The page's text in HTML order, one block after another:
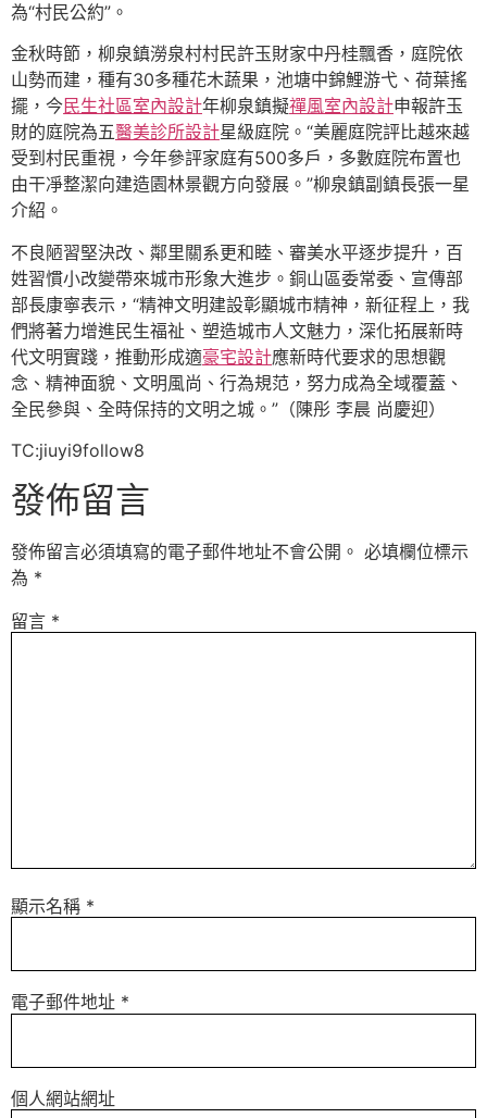
為“村民公約”。
金秋時節，柳泉鎮澇泉村村民許玉財家中丹桂飄香，庭院依
山勢而建，種有30多種花木蔬果，池塘中錦鯉游弋、荷葉搖
擺，今民生社區室內設計年柳泉鎮擬禪風室內設計申報許玉
財的庭院為五醫美診所設計星級庭院。“美麗庭院評比越來越
受到村民重視，今年參評家庭有500多戶，多數庭院布置也
由干凈整潔向建造園林景觀方向發展。”柳泉鎮副鎮長張一星
介紹。
不良陋習堅決改、鄰里關系更和睦、審美水平逐步提升，百
姓習慣小改變帶來城市形象大進步。銅山區委常委、宣傳部
部長康寧表示，“精神文明建設彰顯城市精神，新征程上，我
們將著力增進民生福祉、塑造城市人文魅力，深化拓展新時
代文明實踐，推動形成適豪宅設計應新時代要求的思想觀
念、精神面貌、文明風尚、行為規范，努力成為全域覆蓋、
全民參與、全時保持的文明之城。”（陳彤 李晨 尚慶迎）
TC:jiuyi9follow8
發佈留言
發佈留言必須填寫的電子郵件地址不會公開。 必填欄位標示
為 *
留言 *
顯示名稱 *
電子郵件地址 *
個人網站網址